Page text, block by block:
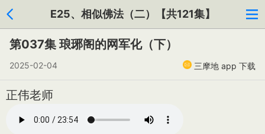
E25、相似佛法（二）【共121集】
第037集 琅琊阁的网军化（下）
2025-02-04 三摩地 app 下载
正伟老师